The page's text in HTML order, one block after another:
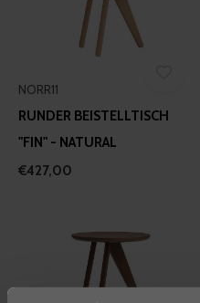
NORR11
RUNDER BEISTELLTISCH
"FIN" - NATURAL
€427,00